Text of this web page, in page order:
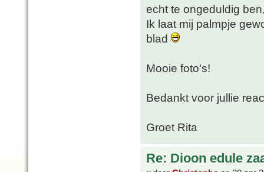
echt te ongeduldig
Ik laat mij palmpje
blad
Mooie foto's!
Bedankt voor jullie
Groet Rita
Re: Dioon edule